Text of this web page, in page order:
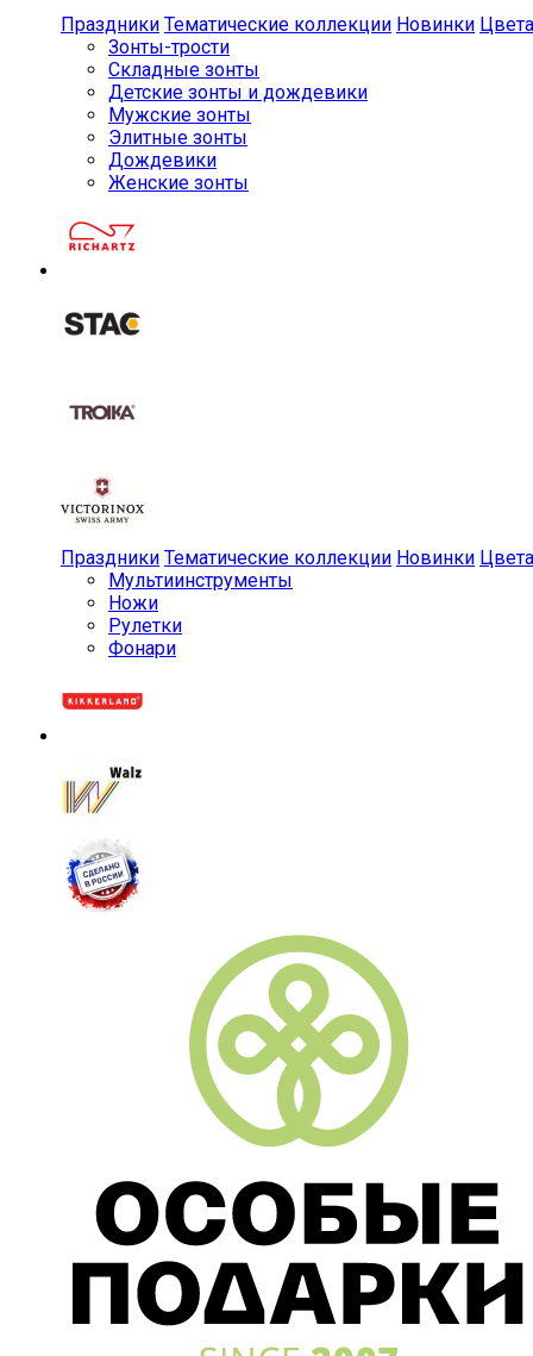
Праздники Тематические коллекции Новинки Цвета
Зонты-трости
Складные зонты
Детские зонты и дождевики
Мужские зонты
Элитные зонты
Дождевики
Женские зонты
Праздники Тематические коллекции Новинки Цвета
Мульти­инструменты
Ножи
Рулетки
Фонари